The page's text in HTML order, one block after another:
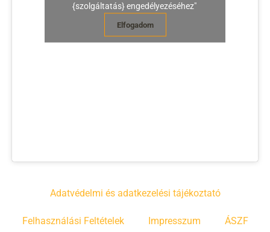
{szolgáltatás} engedélyezéséhez"
Elfogadom
Adatvédelmi és adatkezelési tájékoztató
Felhasználási Feltételek Impresszum ÁSZF